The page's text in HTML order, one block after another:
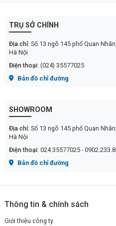
TRỤ SỞ CHÍNH
Địa chỉ: Số 13 ngõ 145 phố Quan
Hà Nội
Điện thoại: (024) 35577025
Bản đồ chỉ đường
SHOWROOM
Địa chỉ: Số 13 ngõ 145 phố Quan
Hà Nội
Điện thoại: 024.35577025 -
Bản đồ chỉ đường
Thông tin & chính sách
Giới thiệu công ty